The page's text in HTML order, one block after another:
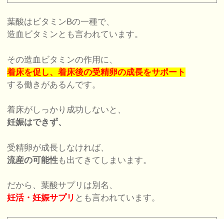
葉酸はビタミンBの一種で、
造血ビタミンとも言われています。
その造血ビタミンの作用に、
着床を促し、着床後の受精卵の成長をサポート
する働きがあるんです。
着床がしっかり成功しないと、
妊娠はできず、
受精卵が成長しなければ、
流産の可能性も出てきてしまいます。
だから、葉酸サプリは別名、
妊活・妊娠サプリ とも言われています。